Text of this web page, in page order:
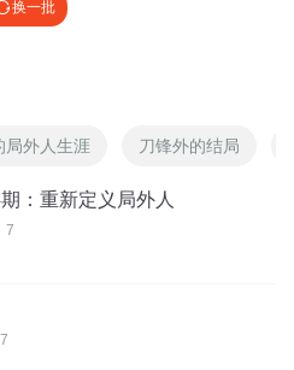
换一批
局外人生涯 刀锋外的结局
：重新定义局外人
7